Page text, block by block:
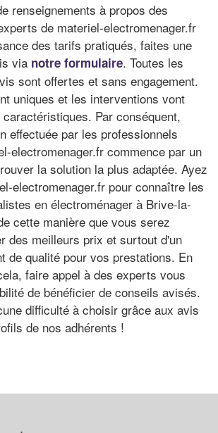
renseignements à propos des
de materiel-electromenager.fr
des tarifs pratiqués, faites une
via notre formulaire. Toutes les
sont offertes et sans engagement.
uniques et les interventions vont
Par conséquent,
effectuée par les professionnels
electromenager.fr commence par un
la solution la plus adaptée. Ayez
electromenager.fr pour connaître les
en électroménager à Brive-la-
cette manière que vous serez
des meilleurs prix et surtout d'un
de qualité pour vos prestations. En
faire appel à des experts vous
de bénéficier de conseils avisés.
difficulté à choisir grâce aux avis
de nos adhérents !